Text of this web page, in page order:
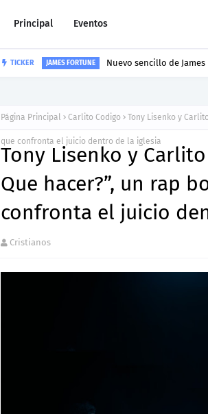
Principal Eventos
TICKER JAMES FORTUNE Nuevo sencillo de James
Página Principal Carlito Codigo Tony Lisenko y
que confronta el juicio dentro de la iglesia
Tony Lisenko y
Que hacer?”, un rap
confronta el juicio
Cristianos